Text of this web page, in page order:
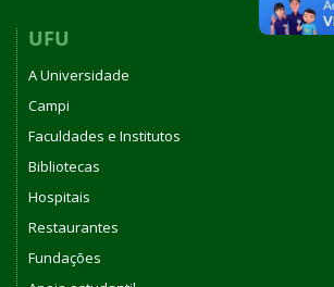
UFU
A Universidade
Campi
Faculdades e Institutos
Bibliotecas
Hospitais
Restaurantes
Fundações